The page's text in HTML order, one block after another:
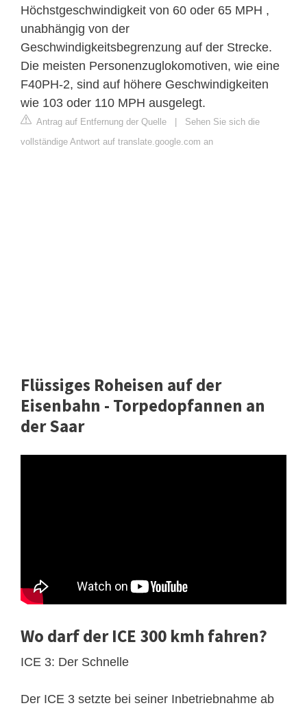
Höchstgeschwindigkeit von 60 oder 65 MPH ,
unabhängig von der
Geschwindigkeitsbegrenzung auf der Strecke.
Die meisten Personenzuglokomotiven, wie eine
F40PH-2, sind auf höhere Geschwindigkeiten
wie 103 oder 110 MPH ausgelegt.
Antrag auf Entfernung der Quelle
Sehen Sie sich die
vollständige Antwort auf translate.google.com an
Flüssiges Roheisen auf der
Eisenbahn - Torpedopfannen an
der Saar
Wo darf der ICE 300 kmh fahren?
ICE 3: Der Schnelle
Der ICE 3 setzte bei seiner Inbetriebnahme ab